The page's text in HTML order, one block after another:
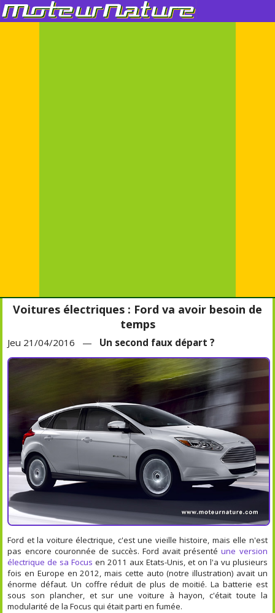
Voitures électriques : Ford va avoir besoin de
temps
Jeu 21/04/2016 — Un second faux départ ?
Ford et la voiture électrique, c'est une vieille histoire, mais elle n'est
pas encore couronnée de succès. Ford avait présentéune version
électrique de sa Focus en 2011 aux Etats-Unis, et on l'a vu plusieurs
fois en Europe en 2012, mais cette auto (notre illustration) avait un
énorme défaut. Un coffre réduit de plus de moitié. La batterie est
sous son plancher, et sur une voiture à hayon, c'était toute la
modularité de la Focus qui était parti en fumée.